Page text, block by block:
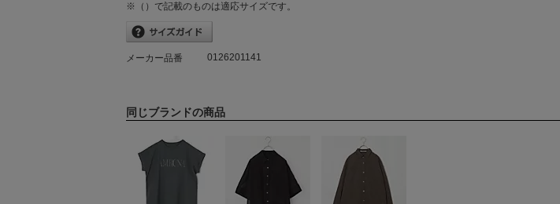
※（）で記載のものは適応サイズです。
メーカー品番 0126201141
同じブランドの商品